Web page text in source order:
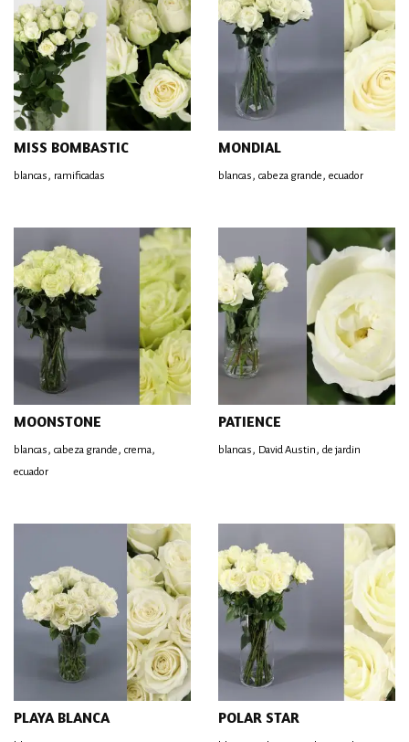
MISS BOMBASTIC
blancas, ramificadas
MONDIAL
blancas, cabeza grande, ecuador
MOONSTONE
blancas, cabeza grande, crema,
ecuador
PATIENCE
blancas, David Austin, de jardin
PLAYA BLANCA POLAR STAR